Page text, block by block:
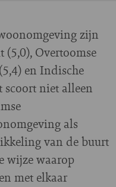
zijn
(5,0), Overtoomse
en Indische
scoort niet alleen
als
van de buurt
wijze waarop
met elkaar